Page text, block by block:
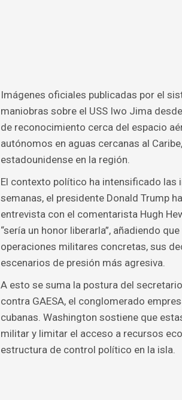
Imágenes oficiales publicadas por el
maniobras sobre el USS Iwo Jima
de reconocimiento cerca del espacio
autónomos en aguas cercanas al
estadounidense en la región.
El contexto político ha intensificado
semanas, el presidente Donald Trump
entrevista con el comentarista Hugh
“sería un honor liberarla”, añadiendo
operaciones militares concretas, sus
escenarios de presión más agresiva.
A esto se suma la postura del
contra GAESA, el conglomerado
cubanas. Washington sostiene que
militar y limitar el acceso a recursos
estructura de control político en la isla.